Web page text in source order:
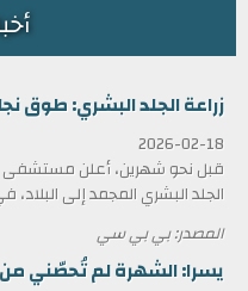
زراعة الجلد البشري: طوق
2026-02-18
قبل نحو شهرين، أعلن
الجلد البشري المجمد إلى
المصدر: بي بي سي
يسرا: الشهرة لم تُحصّني